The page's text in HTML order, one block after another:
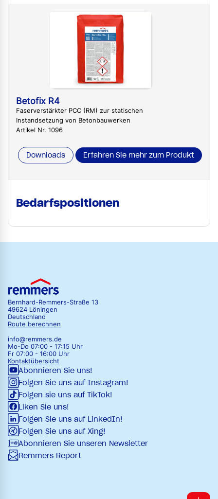
Betofix R4
Faserverstärkter PCC (RM) zur statischen
Instandsetzung von Betonbauwerken
Artikel Nr. 1096
Downloads Erfahren Sie mehr zum Produkt
Bedarfspositionen
Bernhard-Remmers-Straße 13
49624 Löningen
Deutschland
Route berechnen
info@remmers.de
Mo-Do 07:00 - 17:15 Uhr
Fr 07:00 - 16:00 Uhr
Kontaktübersicht
Abonnieren Sie uns!
Folgen Sie uns auf Instagram!
Folgen sie uns auf TikTok!
Liken Sie uns!
Folgen Sie uns auf LinkedIn!
Folgen Sie uns auf Xing!
Abonnieren Sie unseren Newsletter
Remmers Report